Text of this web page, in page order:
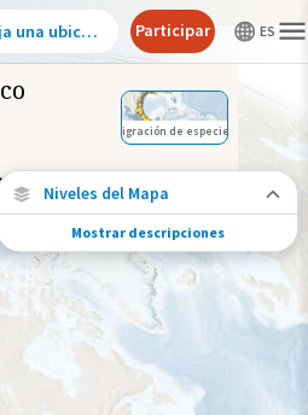
Migración de especies
Niveles del Mapa
Migración de especies
Vea dónde viaja esta especie durante todo
el año.
Abundancia de esta especie
Alto
Mostrar descripciones
una ubicación Participar